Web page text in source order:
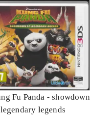
Fu Panda - showdown
legends